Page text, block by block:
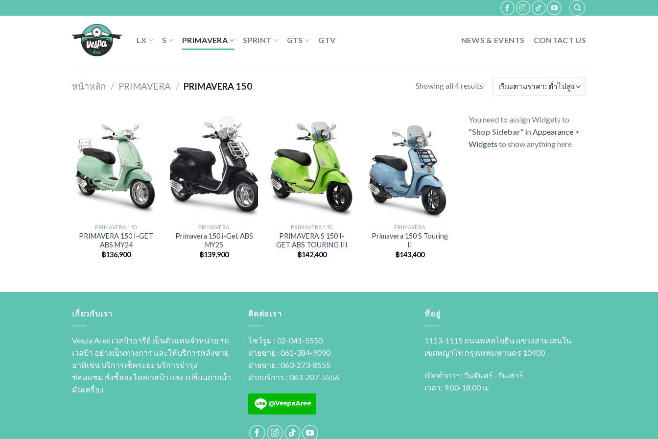
to
LX
S PRIMAVERA SPRINT GTS GTV NEWS & EVENTS CONTACT US
หน้าหลัก / PRIMAVERA / PRIMAVERA 150 Showing all 4 results
Add to
wishlist
PRIMAVERA 150
PRIMAVERA 150 I-GET
ABS MY24
฿136,900
Add to
wishlist
PRIMAVERA
Primavera 150 i-Get ABS
MY25
฿139,900
Add to
wishlist
PRIMAVERA 150
PRIMAVERA S 150 I-
GET ABS TOURING III
฿142,400
Add to
wishlist
PRIMAVERA
Primavera 150 S Touring
II
฿143,400
You need to assign Widgets to
"Shop Sidebar" in Appearance >
Widgets to show anything here
เกี่ยวกับเรา
Vespa Aree เวสป้าอารีย์ เป็นตัวแทนจำหน่าย รถ
เวสป้า อย่างเป็นทางการ และให้บริการหลังขาย
อาทิเช่น บริการเช็คระยะ บริการบำรุง
ซ่อมแซม สั่งซื้ออะไหล่เวสป้า และ เปลี่ยนถ่ายนํ้า
มันเครื่อง
ติดต่อเรา
โชว์รูม : 02-041-5550
ฝ่ายขาย : 061-384-9090
ฝ่ายขาย : 063-273-8555
ฝ่ายบริการ : 063-207-5556
ที่อยู่
1113-1115 ถนนพหลโยธิน แขวงสามเสนใน
เขตพญาไท กรุงเทพมหานคร 10400
เปิดทำการ: วันจันทร์ -วันเสาร์
เวลา: 9.00-18.00 น.